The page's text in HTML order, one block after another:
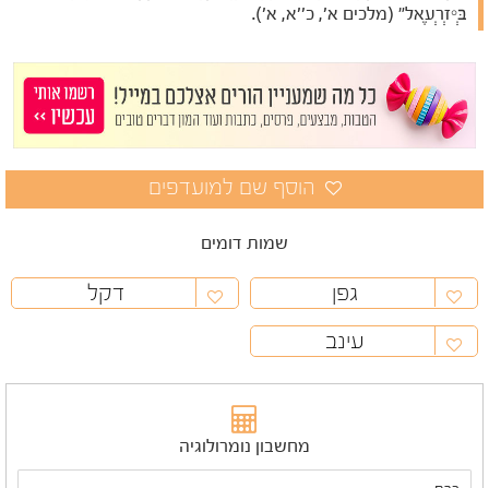
בְּיִזְרְעֶאל" (מלכים א', כ''א, א').
שמות דומים
גפן
דקל
עינב
מחשבון נומרולוגיה